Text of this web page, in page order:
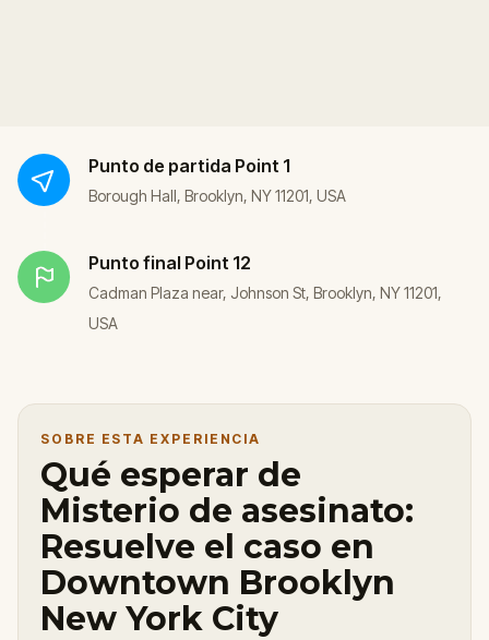
Punto de partida Point 1
Borough Hall, Brooklyn, NY 11201, USA
Punto final Point 12
Cadman Plaza near, Johnson St, Brooklyn, NY 11201,
USA
SOBRE ESTA EXPERIENCIA
Qué esperar de
Misterio de asesinato:
Resuelve el caso en
Downtown Brooklyn
New York City